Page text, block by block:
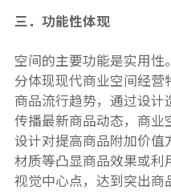
三．功能性体现
空间的主要功能是实用
分体现现代商业空间经
商品流行趋势，通过设
传播最新商品动态，商业
设计对提高商品附加价值
材质等凸显商品效果或利
视觉中心点，达到突出商